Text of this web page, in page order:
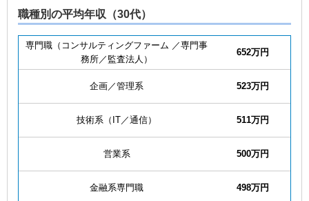
職種別の平均年収（30代）
専門職（コンサルティングファーム ／専門事
務所／監査法人）
652万円
企画／管理系 523万円
技術系（IT／通信） 511万円
営業系 500万円
金融系専門職 498万円